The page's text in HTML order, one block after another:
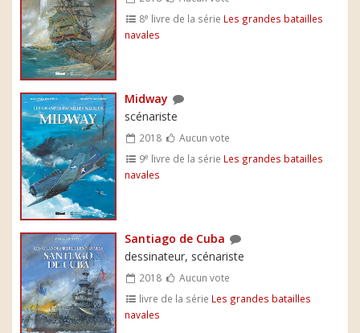
8e livre de la série Les grandes batailles
navales
Midway
scénariste
2018
Aucun vote
9e livre de la série Les grandes batailles
navales
Santiago de Cuba
dessinateur, scénariste
2018
Aucun vote
livre de la série Les grandes batailles
navales